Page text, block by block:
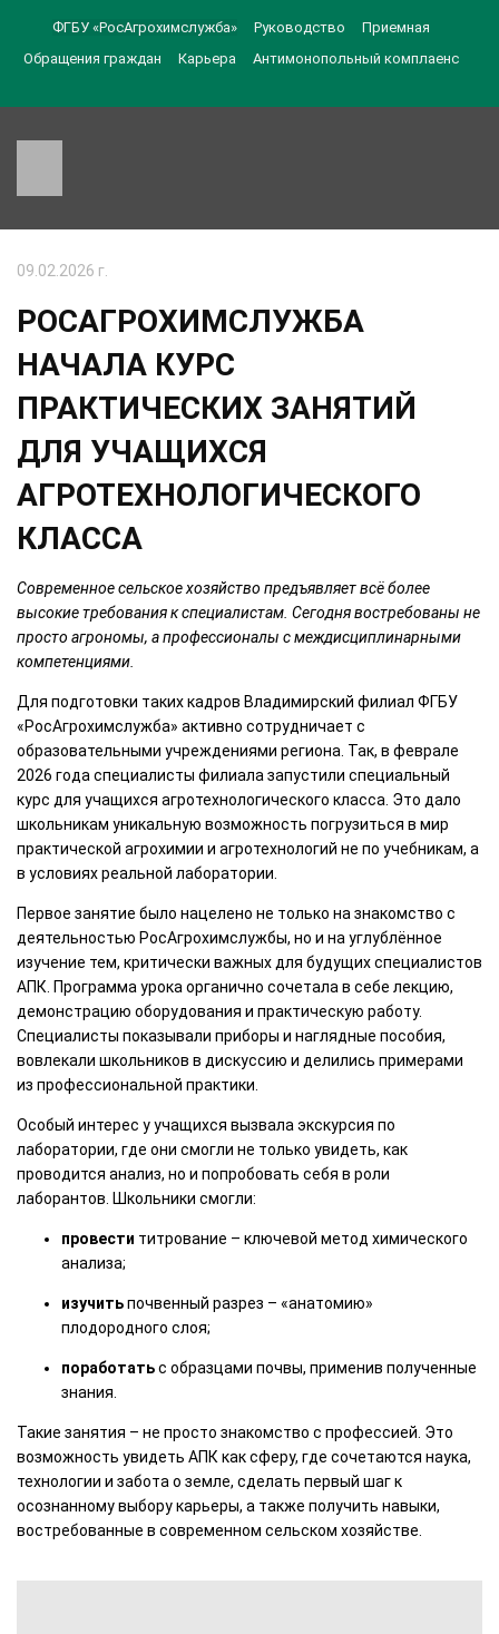
ФГБУ «РосАгрохимслужба» Руководство
Приемная
Обращения граждан
Карьера Антимонопольный комплаенс
09.02.2026 г.
РОСАГРОХИМСЛУЖБА
НАЧАЛА КУРС
ПРАКТИЧЕСКИХ ЗАНЯТИЙ
ДЛЯ УЧАЩИХСЯ
АГРОТЕХНОЛОГИЧЕСКОГО
КЛАССА
Современное сельское хозяйство предъявляет всё более
высокие требования к специалистам. Сегодня востребованы не
просто агрономы, а профессионалы с междисциплинарными
компетенциями.
Для подготовки таких кадров Владимирский филиал ФГБУ
«РосАгрохимслужба» активно сотрудничает с
образовательными учреждениями региона. Так, в феврале
2026 года специалисты филиала запустили специальный
курс для учащихся агротехнологического класса. Это дало
школьникам уникальную возможность погрузиться в мир
практической агрохимии и агротехнологий не по учебникам, а
в условиях реальной лаборатории.
Первое занятие было нацелено не только на знакомство с
деятельностью РосАгрохимслужбы, но и на углублённое
изучение тем, критически важных для будущих специалистов
АПК. Программа урока органично сочетала в себе лекцию,
демонстрацию оборудования и практическую работу.
Специалисты показывали приборы и наглядные пособия,
вовлекали школьников в дискуссию и делились примерами
из профессиональной практики.
Особый интерес у учащихся вызвала экскурсия по
лаборатории, где они смогли не только увидеть, как
проводится анализ, но и попробовать себя в роли
лаборантов. Школьники смогли:
провести титрование – ключевой метод химического
анализа;
изучитьпочвенный разрез – «анатомию»
плодородного слоя;
поработатьс образцами почвы, применив полученные
знания.
Такие занятия – не просто знакомство с профессией. Это
возможность увидеть АПК как сферу, где сочетаются наука,
технологии и забота о земле, сделать первый шаг к
осознанному выбору карьеры, а также получить навыки,
востребованные в современном сельском хозяйстве.